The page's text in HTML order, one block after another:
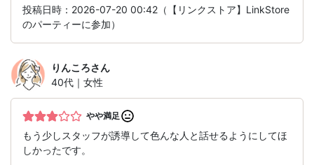
投稿日時：2026-07-20 00:42（【リンクストア】LinkStore
のパーティーに参加）
りんころさん
40代｜女性
やや満足
もう少しスタッフが誘導して色んな人と話せるようにしてほ
しかったです。